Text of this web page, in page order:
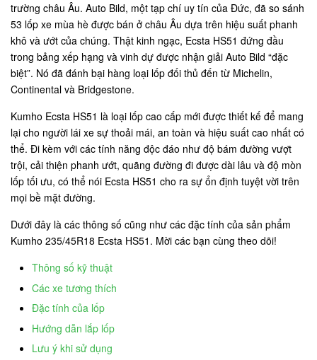
trường châu Âu. Auto Bild, một tạp chí uy tín của Đức, đã so sánh
53 lốp xe mùa hè được bán ở châu Âu dựa trên hiệu suất phanh
khô và ướt của chúng. Thật kinh ngạc, Ecsta HS51 đứng đầu
trong bảng xếp hạng và vinh dự được nhận giải Auto Bild “đặc
biệt”. Nó đã đánh bại hàng loại lốp đối thủ đến từ Michelin,
Continental và Bridgestone.
Kumho Ecsta HS51 là loại lốp cao cấp mới được thiết kế để mang
lại cho người lái xe sự thoải mái, an toàn và hiệu suất cao nhất có
thể. Đi kèm với các tính năng độc đáo như độ bám đường vượt
trội, cải thiện phanh ướt, quãng đường đi được dài lâu và độ mòn
lốp tối ưu, có thể nói Ecsta HS51 cho ra sự ổn định tuyệt vời trên
mọi bề mặt đường.
Dưới đây là các thông số cũng như các đặc tính của sản phẩm
Kumho 235/45R18 Ecsta HS51. Mời các bạn cùng theo dõi!
Thông số kỹ thuật
Các xe tương thích
Đặc tính của lốp
Hướng dẫn lắp lốp
Lưu ý khi sử dụng